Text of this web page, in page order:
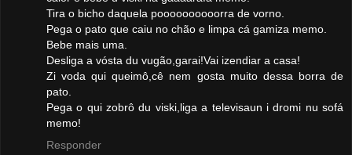
Tira o bicho daquela poooooooooorra de vorno.
Pega o pato que caiu no chão e limpa cá gamiza memo.
Bebe mais uma.
Desliga a vósta du vugão,garai!Vai izendiar a casa!
Zi voda qui queimô,cê nem gosta muito dessa borra de
pato.
Pega o qui zobrô du viski,liga a televisaun i dromi nu sofá
memo!
Responder